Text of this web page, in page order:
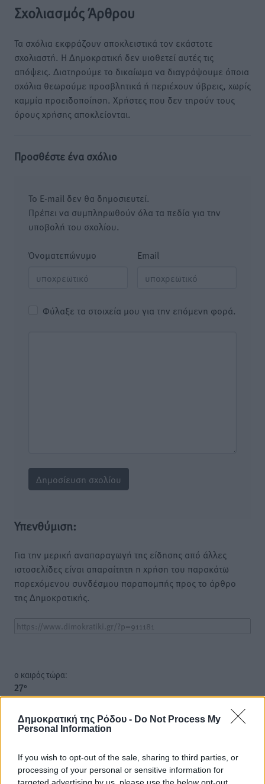
Δημοκρατική της Ρόδου - Do Not Process My
Personal Information
If you wish to opt-out of the sale, sharing to third parties, or
processing of your personal or sensitive information for
targeted advertising by us, please use the below opt-out
Σχολιασμός Άρθρου
Τα σχόλια εκφράζουν αποκλειστικά τον εκάστοτε
σχολιαστή. Η Δημοκρατική δεν υιοθετεί αυτές τις
απόψεις. Διατηρούμε το δικαίωμα να διαγράψουμε όποια
σχόλια θεωρούμε προσβλητικά ή περιέχουν ύβρεις, χωρίς
καμμία προειδοποίηση. Χρήστες που δεν τηρούν τους
όρους χρήσης αποκλείονται.
Προσθέστε ένα σχόλιο
Το E-mail δεν θα δημοσιευτεί.
Πρέπει να συμπληρωθούν όλα τα πεδία για την
υποβολή του σχολίου.
Όνοματεπώνυμο Email
Φύλαξε τα στοιχεία μου για την επόμενη φορά.
Υπενθύμιση:
Για την μερική αναπαραγωγή της είδησης από άλλες
ιστοσελίδες είναι απαραίτητη η χρήση του παρακάτω
παρεχόμενου συνδέσμου παραπομπής προς το άρθρο
της Δημοκρατικής.
o καιρός τώρα:
27°
74%
3km/h
26 °/27°
06:18